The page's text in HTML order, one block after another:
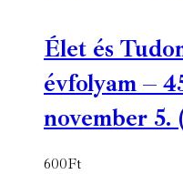
Élet és
évfolyam –
november 5.
600Ft